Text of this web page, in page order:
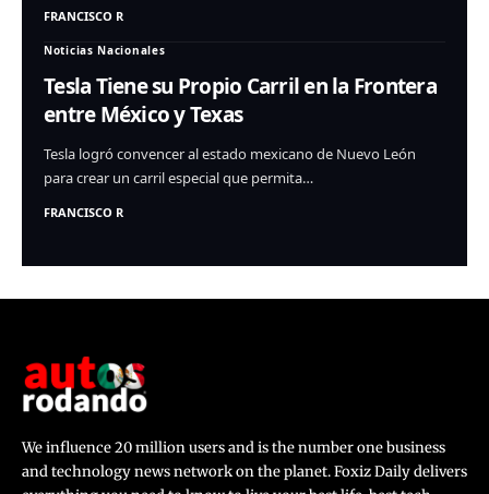
FRANCISCO R
Noticias Nacionales
Tesla Tiene su Propio Carril en la Frontera
entre México y Texas
Tesla logró convencer al estado mexicano de Nuevo León
para crear un carril especial que permita…
FRANCISCO R
We influence 20 million users and is the number one business
and technology news network on the planet. Foxiz Daily delivers